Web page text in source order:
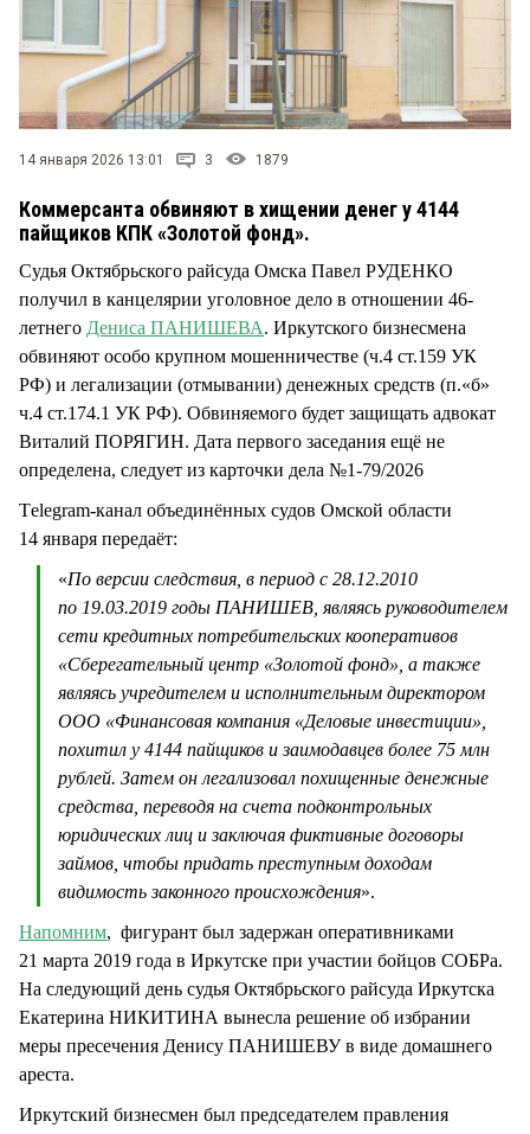
14 января 2026 13:01 3 1879
Коммерсанта обвиняют в хищении денег у 4144
пайщиков КПК «Золотой фонд».
Судья Октябрьского райсуда Омска Павел РУДЕНКО
получил в канцелярии уголовное дело в отношении 46-
летнего Дениса ПАНИШЕВА. Иркутского бизнесмена
обвиняют особо крупном мошенничестве (ч.4 ст.159 УК
РФ) и легализации (отмывании) денежных средств (п.«б»
ч.4 ст.174.1 УК РФ). Обвиняемого будет защищать адвокат
Виталий ПОРЯГИН. Дата первого заседания ещё не
определена, следует из карточки дела №1-79/2026
Тelegram-канал объединённых судов Омской области
14 января передаёт:
«По версии следствия, в период с 28.12.2010
по 19.03.2019 годы ПАНИШЕВ, являясь руководителем
сети кредитных потребительских кооперативов
«Сберегательный центр «Золотой фонд», а также
являясь учредителем и исполнительным директором
ООО «Финансовая компания «Деловые инвестиции»,
похитил у 4144 пайщиков и заимодавцев более 75 млн
рублей. Затем он легализовал похищенные денежные
средства, переводя на счета подконтрольных
юридических лиц и заключая фиктивные договоры
займов, чтобы придать преступным доходам
видимость законного происхождения».
Напомним, фигурант был задержан оперативниками
21 марта 2019 года в Иркутске при участии бойцов СОБРа.
На следующий день судья Октябрьского райсуда Иркутска
Екатерина НИКИТИНА вынесла решение об избрании
меры пресечения Денису ПАНИШЕВУ в виде домашнего
ареста.
Иркутский бизнесмен был председателем правления